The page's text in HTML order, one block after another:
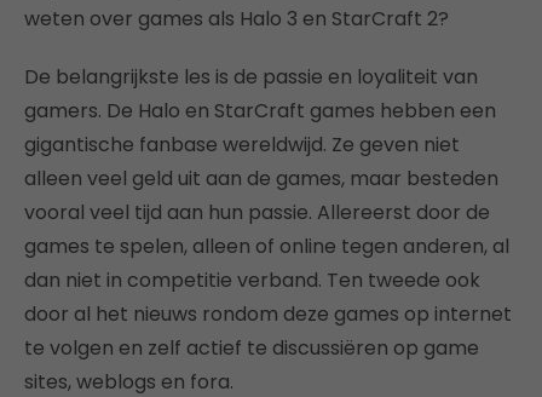
weten over games als Halo 3 en StarCraft 2?
De belangrijkste les is de passie en loyaliteit van
gamers. De Halo en StarCraft games hebben een
gigantische fanbase wereldwijd. Ze geven niet
alleen veel geld uit aan de games, maar besteden
vooral veel tijd aan hun passie. Allereerst door de
games te spelen, alleen of online tegen anderen, al
dan niet in competitie verband. Ten tweede ook
door al het nieuws rondom deze games op internet
te volgen en zelf actief te discussiëren op game
sites, weblogs en fora.